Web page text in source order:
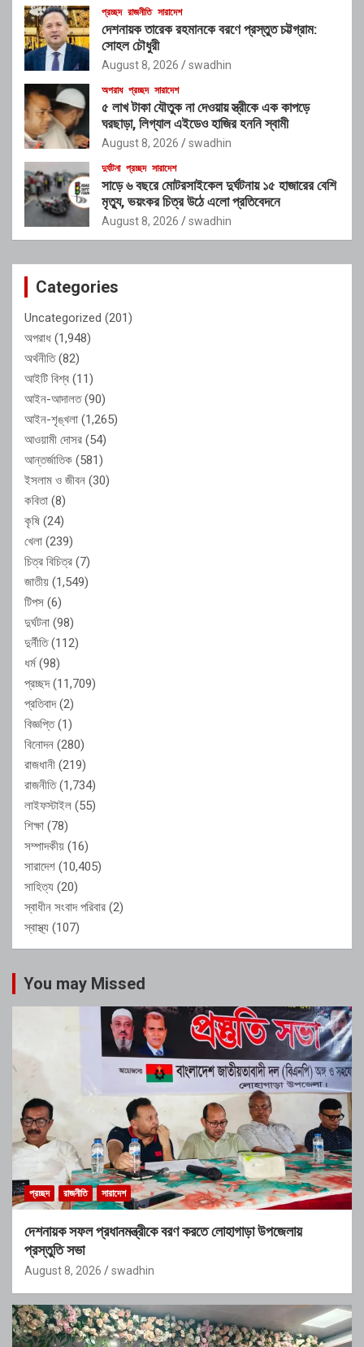
প্রচ্ছদ রাজনীতি সারাদেশ
দেশনায়ক তারেক রহমানকে বরণে প্রস্তুত চট্টগ্রাম:
সোহল চৌধুরী
August 8, 2026 swadhin
অপরাধ প্রচ্ছদ সারাদেশ
৫ লাখ টাকা যৌতুক না দেওয়ায় স্ত্রীকে এক কাপড়ে
ঘরছাড়া, লিগ্যাল এইডেও হাজির হননি স্বামী
August 8, 2026 swadhin
দুর্ঘটনা প্রচ্ছদ সারাদেশ
সাড়ে ৬ বছরে মোটরসাইকেল দুর্ঘটনায় ১৫ হাজারের বেশি
মৃত্যু, ভয়ংকর চিত্র উঠে এলো প্রতিবেদনে
August 8, 2026 swadhin
Categories
Uncategorized (201)
অপরাধ (1,948)
অর্থনীতি(82)
আইটি বিশ্ব (11)
আইন-আদালত(90)
আইন-শৃঙ্খলা (1,265)
আওয়ামী দোসর (54)
আন্তর্জাতিক (581)
ইসলাম ও জীবন (30)
কবিতা (8)
কৃষি (24)
খেলা (239)
চিত্র বিচিত্র (7)
জাতীয় (1,549)
টিপস (6)
দুর্ঘটনা (98)
দুর্নীতি(112)
ধর্ম(98)
প্রচ্ছদ(11,709)
প্রতিবাদ(2)
বিজ্ঞপ্তি(1)
বিনোদন (280)
রাজধানী (219)
রাজনীতি(1,734)
লাইফস্টাইল (55)
শিক্ষা (78)
সম্পাদকীয় (16)
সারাদেশ (10,405)
সাহিত্য (20)
স্বাধীন সংবাদ পরিবার (2)
স্বাস্থ্য (107)
You may Missed
প্রচ্ছদ রাজনীতি সারাদেশ
দেশনায়ক সফল প্রধানমন্ত্রীকে বরণ করতে লোহাগাড়া উপজেলায়
প্রস্তুতি সভা
August 8, 2026 swadhin